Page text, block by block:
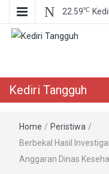
22.59℃
Kediri Tangguh
Home / Peristiwa /
Berbekal Hasil
Anggaran Dinas